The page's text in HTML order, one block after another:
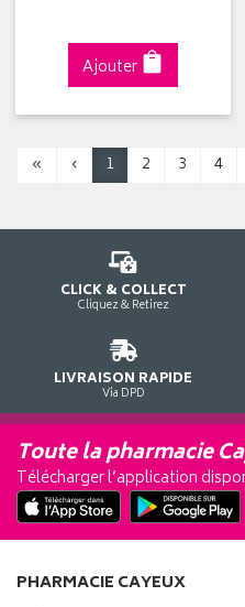
Ajouter
« ‹ 1 2 3 4
CLICK & COLLECT
Cliquez & Retirez
LIVRAISON RAPIDE
Via DPD
Toute la pharmacie
Télécharger l’application
PHARMACIE CAYEUX